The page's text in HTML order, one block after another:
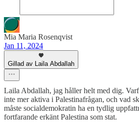
Mia Maria Rosenqvist
Jan 11, 2024
Gillad av Laila Abdallah
Laila Abdallah, jag håller helt med dig.
inte mer aktiva i Palestinafrågan, och vad
måste socialdemokratin ha en tydlig
fortfarande erkänt Palestina som stat.